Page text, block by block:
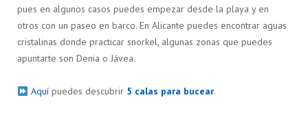
pues en algunos casos puedes empezar desde la playa y en
otros con un paseo en barco. En Alicante puedes encontrar aguas
cristalinas donde practicar snorkel, algunas zonas que puedes
apuntarte son Denia o Jávea.
Aquípuedes descubrir 5 calas para bucear.